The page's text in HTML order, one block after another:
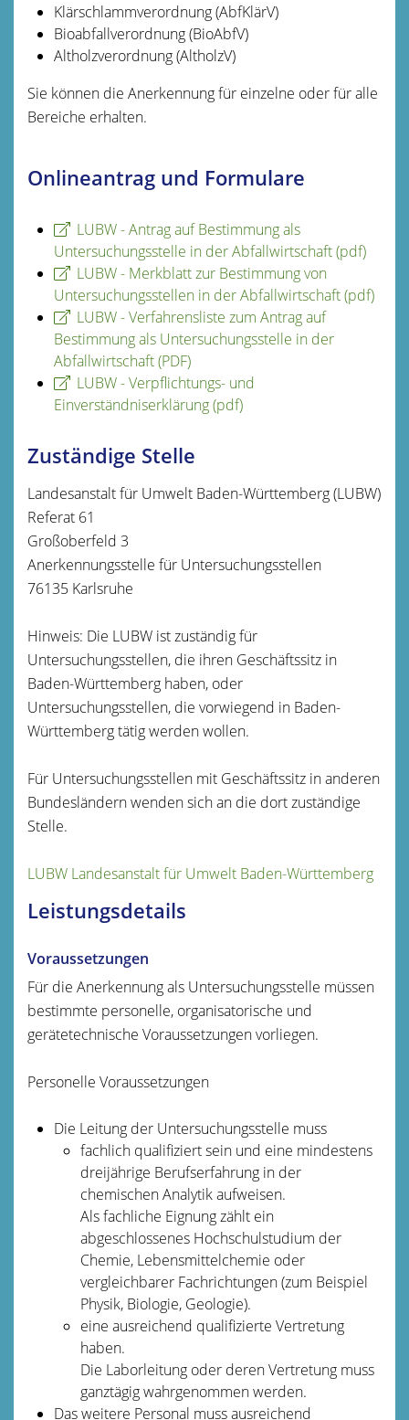
Klärschlammverordnung (AbfKlärV)
Bioabfallverordnung (BioAbfV)
Altholzverordnung (AltholzV)
Sie können die Anerkennung für einzelne oder für alle
Bereiche erhalten.
Onlineantrag und Formulare
LUBW - Antrag auf Bestimmung als
Untersuchungsstelle in der Abfallwirtschaft (pdf)
LUBW - Merkblatt zur Bestimmung von
Untersuchungsstellen in der Abfallwirtschaft (pdf)
LUBW - Verfahrensliste zum Antrag auf
Bestimmung als Untersuchungsstelle in der
Abfallwirtschaft (PDF)
LUBW - Verpflichtungs- und
Einverständniserklärung (pdf)
Zuständige Stelle
Landesanstalt für Umwelt Baden-Württemberg (LUBW)
Referat 61
Großoberfeld 3
Anerkennungsstelle für Untersuchungsstellen
76135 Karlsruhe
Hinweis: Die LUBW ist zuständig für
Untersuchungsstellen, die ihren Geschäftssitz in
Baden-Württemberg haben, oder
Untersuchungsstellen, die vorwiegend in Baden-
Württemberg tätig werden wollen.
Für Untersuchungsstellen mit Geschäftssitz in anderen
Bundesländern wenden sich an die dort zuständige
Stelle.
LUBW Landesanstalt für Umwelt Baden-Württemberg
Leistungsdetails
Voraussetzungen
Für die Anerkennung als Untersuchungsstelle müssen
bestimmte personelle, organisatorische und
gerätetechnische Voraussetzungen vorliegen.
Personelle Voraussetzungen
Die Leitung der Untersuchungsstelle muss
fachlich qualifiziert sein und eine mindestens
dreijährige Berufserfahrung in der
chemischen Analytik aufweisen.
Als fachliche Eignung zählt ein
abgeschlossenes Hochschulstudium der
Chemie, Lebensmittelchemie oder
vergleichbarer Fachrichtungen (zum Beispiel
Physik, Biologie, Geologie).
eine ausreichend qualifizierte Vertretung
haben.
Die Laborleitung oder deren Vertretung muss
ganztägig wahrgenommen werden.
Das weitere Personal muss ausreichend